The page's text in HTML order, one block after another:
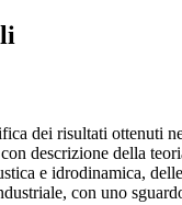
dei risultati ottenuti
descrizione della
e idrodinamica,
con uno